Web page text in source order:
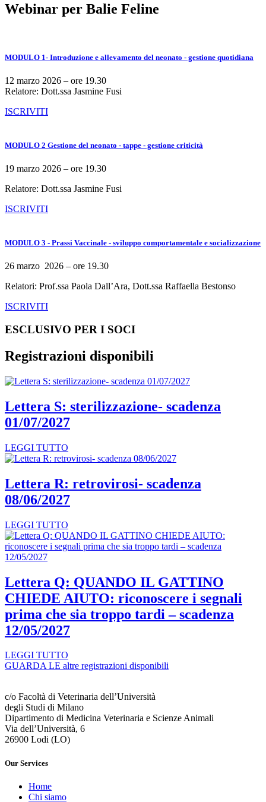
Webinar per Balie Feline
MODULO 1- Introduzione e allevamento del neonato - gestione quotidiana
12 marzo 2026 – ore 19.30
Relatore: Dott.ssa Jasmine Fusi
ISCRIVITI
MODULO 2 Gestione del neonato - tappe - gestione criticità
19 marzo 2026 – ore 19.30
Relatore: Dott.ssa Jasmine Fusi
ISCRIVITI
MODULO 3 - Prassi Vaccinale - sviluppo comportamentale e socializzazione
26 marzo 2026 – ore 19.30
Relatori: Prof.ssa Paola Dall’Ara, Dott.ssa Raffaella Bestonso
ISCRIVITI
ESCLUSIVO PER I SOCI
Registrazioni disponibili
Lettera S: sterilizzazione- scadenza
01/07/2027
LEGGI TUTTO
Lettera R: retrovirosi- scadenza
08/06/2027
LEGGI TUTTO
Lettera Q: QUANDO IL GATTINO
CHIEDE AIUTO: riconoscere i segnali
prima che sia troppo tardi – scadenza
12/05/2027
LEGGI TUTTO
GUARDA LE altre registrazioni disponibili
c/o Facoltà di Veterinaria dell’Università
degli Studi di Milano
Dipartimento di Medicina Veterinaria e Scienze Animali
Via dell’Università, 6
26900 Lodi (LO)
Our Services
Home
Chi siamo